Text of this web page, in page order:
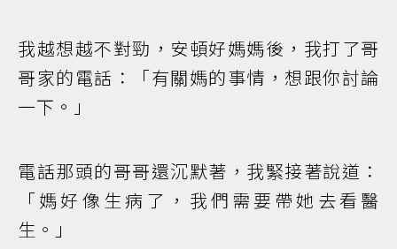
我越想越不對勁，安頓好媽媽後，我打了哥
哥家的電話：「有關媽的事情，想跟你討論
一下。」
電話那頭的哥哥還沉默著，我緊接著說道：
「媽好像生病了，我們需要帶她去看醫
生。」